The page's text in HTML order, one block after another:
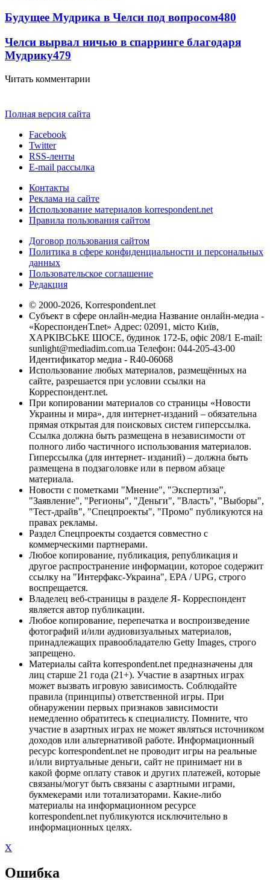
Будущее Мудрика в Челси под вопросом480
Челси вырвал ничью в спарринге благодаря
Мудрику479
Читать комментарии
Полная версия сайта
Facebook
Twitter
RSS-ленты
E-mail рассылка
Контакты
Реклама на сайте
Использование материалов korrespondent.net
Правила пользования сайтом
Договор пользования сайтом
Политика в сфере конфиденциальности и персональных
данных
Пользовательское соглашение
Редакция
© 2000-2026, Korrespondent.net
Субъект в сфере онлайн-медиа Название онлайн-медиа -
«КореспонденТ.net» Адрес: 02091, місто Київ,
ХАРКІВСЬКЕ ШОСЕ, будинок 172-Б, офіс 208/1 E-mail:
sunlight@mediadim.com.ua Телефон: 044-205-43-00
Идентификатор медиа - R40-06068
Использование любых материалов, размещённых на
сайте, разрешается при условии ссылки на
Корреспондент.net.
При копировании материалов со страницы «Новости
Украины и мира», для интернет-изданий – обязательна
прямая открытая для поисковых систем гиперссылка.
Ссылка должна быть размещена в независимости от
полного либо частичного использования материалов.
Гиперссылка (для интернет- изданий) – должна быть
размещена в подзаголовке или в первом абзаце
материала.
Новости с пометками "Мнение", "Экспертиза",
"Заявление", "Регионы", "Деньги", "Власть", "Выборы",
"Тест-драйв", "Спецпроекты", "Промо" публикуются на
правах рекламы.
Раздел Спецпроекты создается совместно с
коммерческими партнерами.
Любое копирование, публикация, републикация и
другое распространение информации, которое содержит
ссылку на "Интерфакс-Украина", EPA / UPG, строго
воспрещается.
Владелец веб-страницы в разделе Я- Корреспондент
является автор публикации.
Любое копирование, перепечатка и воспроизведение
фотографий и/или аудиовизуальных материалов,
принадлежащих правообладателю Getty Images, строго
запрещено.
Материалы сайта korrespondent.net предназначены для
лиц старше 21 года (21+). Участие в азартных играх
может вызвать игровую зависимость. Соблюдайте
правила (принципы) ответственной игры. При
обнаружении первых признаков зависимости
немедленно обратитесь к специалисту. Помните, что
участие в азартных играх не может являться источником
доходов или альтернативой работе. Информационный
ресурс korrespondent.net не проводит игры на реальные
и/или виртуальные деньги, сайт не принимает ни в
какой форме оплату ставок и других платежей, которые
связаны/могут быть связаны с азартными играми,
букмекерами или тотализаторами. Какие-либо
материалы на информационном ресурсе
korrespondent.net публикуются исключительно в
информационных целях.
X
Ошибка